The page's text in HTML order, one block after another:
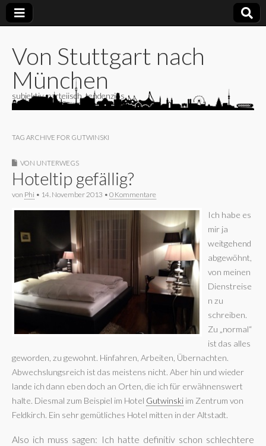
Von Stuttgart nach
München
subjektiv, parteiisch, tendenziös
TAG ARCHIVE FOR GUTWINSKI
VON UNTERWEGS
Hoteltip gefällig?
von Phi • 14. November 2013 • 0 Kommentare
Ich habe es
mir ja
weitgehend
abgewöhnt,
von meinen
Dienstreise
n zu
schreiben.
Zu „normal“
ist das alles
geworden, zu gewohnt. Hinfahren, Arbeiten, Übernachten.
Abwechslungsreich ist das meistens nicht. Aber hin und wieder
lande ich dann eben doch an Orten, die ich für erwähnenswert
halte. Diesmal zum Beispiel im Hotel Gutwinski im Zentrum von
Feldkirch. Ein sehr gemütliches Hotel mitten in der Altstadt.
Also ich muss sagen: Ich hatte definitiv schon schlechtere